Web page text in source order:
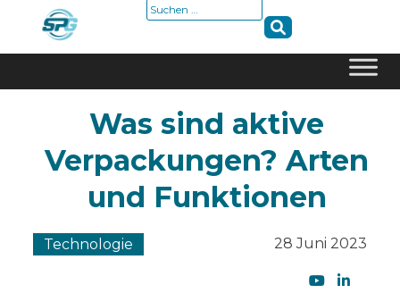
Suche
Was sind aktive
Verpackungen? Arten
und Funktionen
Technologie 28 Juni 2023